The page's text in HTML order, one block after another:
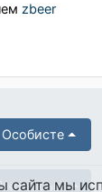
zbeer
Особисте
сайта мы